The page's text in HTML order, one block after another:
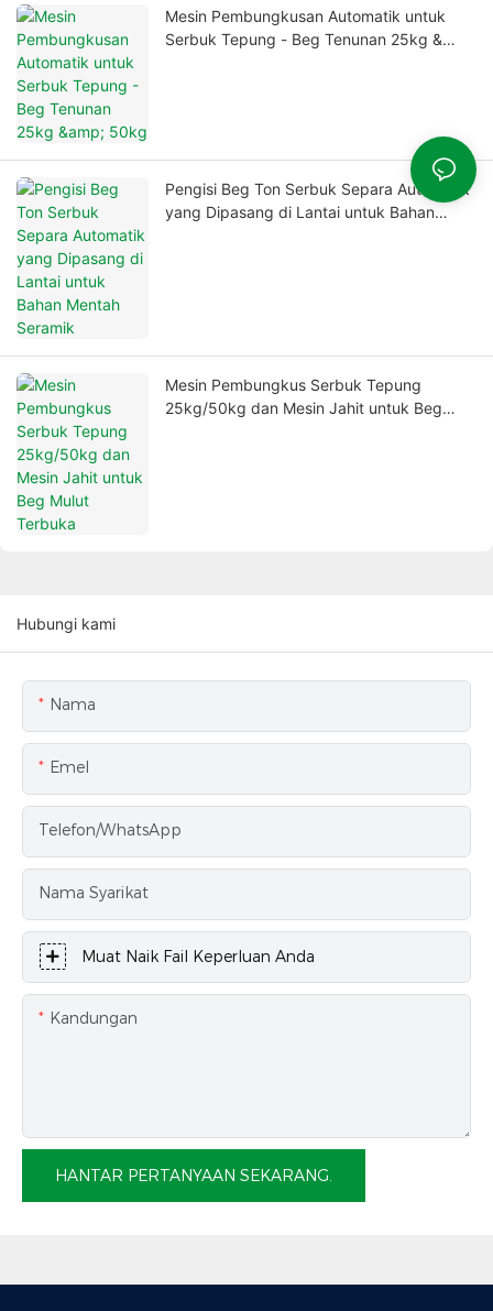
Mesin Pembungkusan Automatik untuk
Serbuk Tepung - Beg Tenunan 25kg &
Pengisi Beg Ton Serbuk Separa Automatik
yang Dipasang di Lantai untuk Bahan
Mesin Pembungkus Serbuk Tepung
25kg/50kg dan Mesin Jahit untuk Beg
Hubungi kami
Nama
Emel
Telefon/WhatsApp
Nama Syarikat
Muat Naik Fail Keperluan Anda
Kandungan
HANTAR PERTANYAAN SEKARANG.